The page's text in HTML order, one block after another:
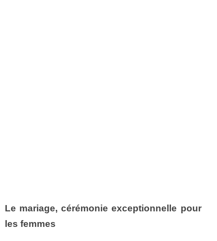
Le mariage, cérémonie exceptionnelle pour
les femmes